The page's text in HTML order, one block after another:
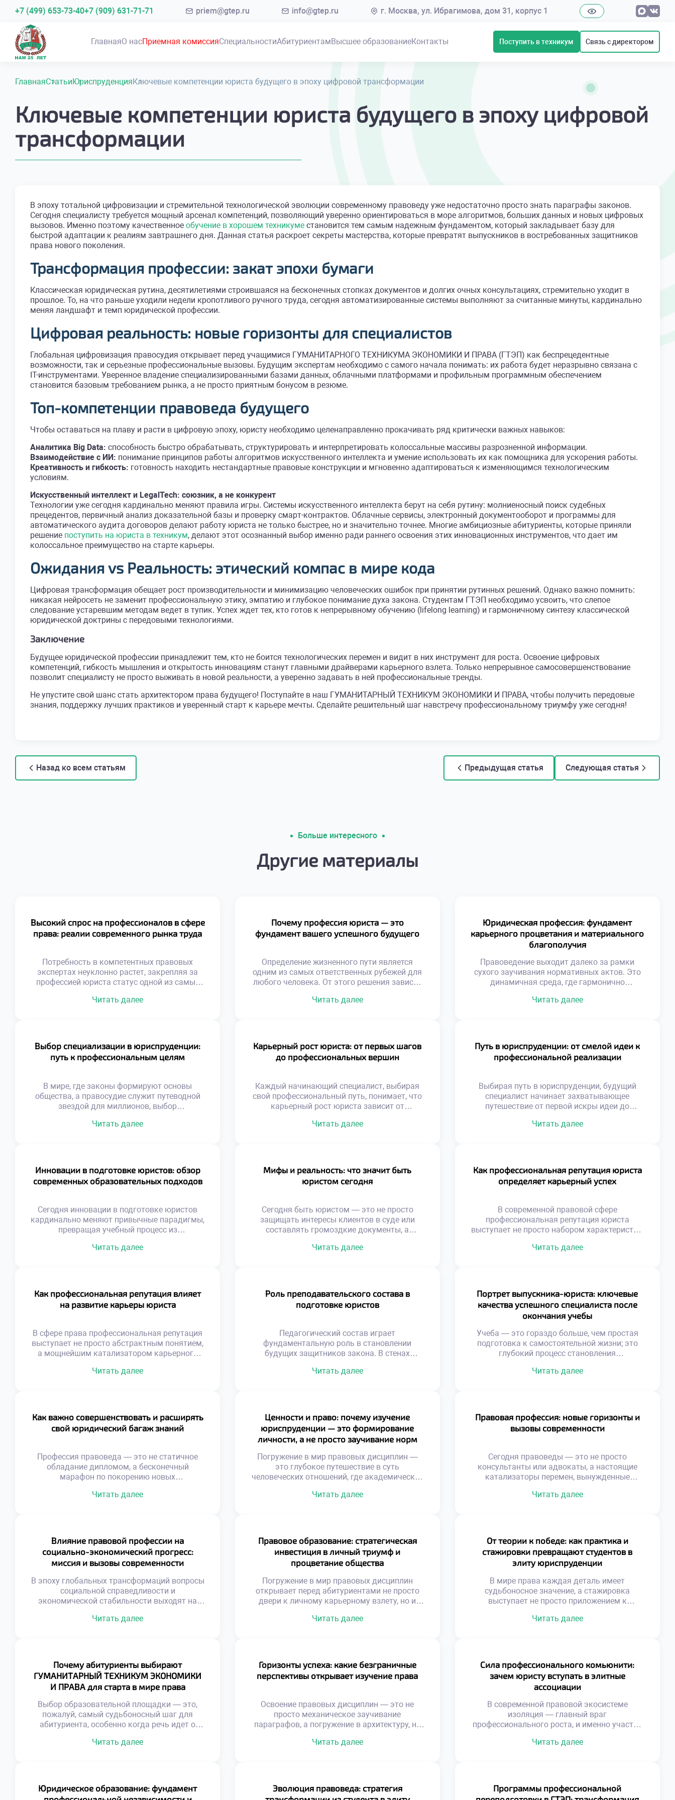
+7 (499) 653-73-40+7 (909) 631-71-71 priem@gtep.ru info@gtep.ru г. Москва, ул. Ибрагимова, дом 31, корпус 1
ГлавнаяО насПриемная комиссияСпециальностиАбитуриентам Высшее образованиеКонтакты Поступить в техникум Связь с директором
ГлавнаяСтатьиЮриспруденцияКлючевые компетенции юриста будущего в эпоху цифровой трансформации
Ключевые компетенции юриста будущего в эпоху цифровой
трансформации
В эпоху тотальной цифровизации и стремительной технологической эволюции современному правоведу уже недостаточно просто знать параграфы законов.
Сегодня специалисту требуется мощный арсенал компетенций, позволяющий уверенно ориентироваться в море алгоритмов, больших данных и новых цифровых
вызовов. Именно поэтому качественное обучение в хорошем техникуме становится тем самым надежным фундаментом, который закладывает базу для
быстрой адаптации к реалиям завтрашнего дня. Данная статья раскроет секреты мастерства, которые превратят выпускников в востребованных защитников
права нового поколения.
Трансформация профессии: закат эпохи бумаги
Классическая юридическая рутина, десятилетиями строившаяся на бесконечных стопках документов и долгих очных консультациях, стремительно уходит в
прошлое. То, на что раньше уходили недели кропотливого ручного труда, сегодня автоматизированные системы выполняют за считанные минуты, кардинально
меняя ландшафт и темп юридической профессии.
Цифровая реальность: новые горизонты для специалистов
Глобальная цифровизация правосудия открывает перед учащимися ГУМАНИТАРНОГО ТЕХНИКУМА ЭКОНОМИКИ И ПРАВА (ГТЭП) как беспрецедентные
возможности, так и серьезные профессиональные вызовы. Будущим экспертам необходимо с самого начала понимать: их работа будет неразрывно связана с
IT-инструментами. Уверенное владение специализированными базами данных, облачными платформами и профильным программным обеспечением
становится базовым требованием рынка, а не просто приятным бонусом в резюме.
Топ-компетенции правоведа будущего
Чтобы оставаться на плаву и расти в цифровую эпоху, юристу необходимо целенаправленно прокачивать ряд критически важных навыков:
Аналитика Big Data: способность быстро обрабатывать, структурировать и интерпретировать колоссальные массивы разрозненной информации.
Взаимодействие с ИИ: понимание принципов работы алгоритмов искусственного интеллекта и умение использовать их как помощника для ускорения работы.
Креативность и гибкость: готовность находить нестандартные правовые конструкции и мгновенно адаптироваться к изменяющимся технологическим
условиям.
Искусственный интеллект и LegalTech: союзник, а не конкурент
Технологии уже сегодня кардинально меняют правила игры. Системы искусственного интеллекта берут на себя рутину: молниеносный поиск судебных
прецедентов, первичный анализ доказательной базы и проверку смарт-контрактов. Облачные сервисы, электронный документооборот и программы для
автоматического аудита договоров делают работу юриста не только быстрее, но и значительно точнее. Многие амбициозные абитуриенты, которые приняли
решение поступить на юриста в техникум, делают этот осознанный выбор именно ради раннего освоения этих инновационных инструментов, что дает им
колоссальное преимущество на старте карьеры.
Ожидания vs Реальность: этический компас в мире кода
Цифровая трансформация обещает рост производительности и минимизацию человеческих ошибок при принятии рутинных решений. Однако важно помнить:
никакая нейросеть не заменит профессиональную этику, эмпатию и глубокое понимание духа закона. Студентам ГТЭП необходимо усвоить, что слепое
следование устаревшим методам ведет в тупик. Успех ждет тех, кто готов к непрерывному обучению (lifelong learning) и гармоничному синтезу классической
юридической доктрины с передовыми технологиями.
Заключение
Будущее юридической профессии принадлежит тем, кто не боится технологических перемен и видит в них инструмент для роста. Освоение цифровых
компетенций, гибкость мышления и открытость инновациям станут главными драйверами карьерного взлета. Только непрерывное самосовершенствование
позволит специалисту не просто выживать в новой реальности, а уверенно задавать в ней профессиональные тренды.
Не упустите свой шанс стать архитектором права будущего! Поступайте в наш ГУМАНИТАРНЫЙ ТЕХНИКУМ ЭКОНОМИКИ И ПРАВА, чтобы получить передовые
знания, поддержку лучших практиков и уверенный старт к карьере мечты. Сделайте решительный шаг навстречу профессиональному триумфу уже сегодня!
Назад ко всем статьям Предыдущая статья Следующая статья
Больше интересного
Другие материалы
Высокий спрос на профессионалов в сфере
права: реалии современного рынка труда
Потребность в компетентных правовых
экспертах неуклонно растет, закрепляя за
профессией юриста статус одной из самых
В этом материале мы проанализируем
актуальные тренды найма и специфику
работы правоведов в ключевых секторах
экономики. Почему юристы незаменимы в
Читать далее
Почему профессия юриста — это
фундамент вашего успешного будущего
Определение жизненного пути является
одним из самых ответственных рубежей для
любого человека. От этого решения зависят
и личностная эволюция, положение в
действенные рычаги воздействия на
общественные процессы и открывая широкие
горизонты. В этом материале мы разберем,
Читать далее
Юридическая профессия: фундамент
карьерного процветания и материального
благополучия
Правоведение выходит далеко за рамки
сухого заучивания нормативных актов. Это
динамичная среда, где гармонично
и государства. Выбор профессии юриста
мы разберем, как правовое образование
воспитывает будущих руководителей, почему
данная специальность гарантирует
Читать далее
Выбор специализации в юриспруденции:
путь к профессиональным целям
В мире, где законы формируют основы
общества, а правосудие служит путеводной
звездой для миллионов, выбор
перед вами двери в бескрайние просторы
внутрь себя, исследование собственных
ценностей и амбиций. Чтобы успешно
ориентироваться в этом […]
Читать далее
Карьерный рост юриста: от первых шагов
до профессиональных вершин
Каждый начинающий специалист, выбирая
свой профессиональный путь, понимает, что
карьерный рост юриста зависит от
фундаментальных академических знаний и
международных сделках — спектр
перспектив в этой сфере поистине
безграничен. Правовое дело требует не
Читать далее
Путь в юриспруденции: от смелой идеи к
профессиональной реализации
Выбирая путь в юриспруденции, будущий
специалист начинает захватывающее
путешествие от первой искры идеи до
социальных изменений. В этой
принятое решение способно лечь в основу
новых норм, оберегающих права и свободы
граждан. Чтобы успешно преодолеть этот
Читать далее
Инновации в подготовке юристов: обзор
современных образовательных подходов
Сегодня инновации в подготовке юристов
кардинально меняют привычные парадигмы,
превращая учебный процесс из
динамичный синтез классических
которые еще вчера казались
футуристическими: от виртуальных залов
судебных заседаний до алгоритмов на базе
коллизий. Чтобы успешно освоить […]
Читать далее
Мифы и реальность: что значит быть
юристом сегодня
Сегодня быть юристом — это не просто
защищать интересы клиентов в суде или
составлять громоздкие документы, а
нормативных актов, где мифы о блестящей
и гармонично сочетать теорию с практикой,
фундаментальным шагом становится
хорошее образование в техникуме […]
Читать далее
Как профессиональная репутация юриста
определяет карьерный успех
В современной правовой сфере
профессиональная репутация юриста
выступает не просто набором характеристик,
двери к самым перспективным
специалиста требует стратегического
видения и выстраивания надежных связей.
Чтобы успешно ориентироваться в этом
многогранном мире, где добросовестная
практика переплетается с личным брендом,
фундаментальным […]
Читать далее
Как профессиональная репутация влияет
на развитие карьеры юриста
В сфере права профессиональная репутация
выступает не просто абстрактным понятием,
а мощнейшим катализатором карьерного
перспективным возможностям. Подобно
деталям, стратегического видения и
выстраивания надежных профессиональных
связей. Чтобы успешно ориентироваться в
добросовестная […]
Читать далее
Роль преподавательского состава в
подготовке юристов
Педагогический состав играет
фундаментальную роль в становлении
будущих защитников закона. В стенах
дипломированные эксперты не просто
для их профессионального будущего. Они
являются проводниками в мир реальных
правовых вызовов, умеющими разглядеть и
раскрыть индивидуальный потенциал
каждого […]
Читать далее
Портрет выпускника-юриста: ключевые
качества успешного специалиста после
окончания учебы
Учеба — это гораздо больше, чем простая
подготовка к самостоятельной жизни; это
глубокий процесс становления
юридического профиля, покидающий стены
глубокому пониманию тонкостей
общественных отношений. Такой специалист
осознает: право представляет собой не
механизм, способный […]
Читать далее
Как важно совершенствовать и расширять
свой юридический багаж знаний
Профессия правоведа — это не статичное
обладание дипломом, а бесконечный
марафон по покорению новых
глубин человеческих отношений. Каждое
ориентироваться в самых запутанных
нормативных лабиринтах. Именно поэтому
осознанное обучение в хорошем техникуме
закладывает тот самый несокрушимый
фундамент, который превращает вчерашнего
студента […]
Читать далее
Ценности и право: почему изучение
юриспруденции — это формирование
личности, а не просто заучивание норм
Погружение в мир правовых дисциплин —
это глубокое путешествие в суть
человеческих отношений, где академические
моральными и этическими дилеммами. В
фундаментальные жизненные ориентиры,
определяющие путь будущих адвокатов,
судей и правозащитников. Именно поэтому
осознанное обучение в хорошем техникуме
становится […]
Читать далее
Правовая профессия: новые горизонты и
вызовы современности
Сегодня правоведы — это не просто
консультанты или адвокаты, а настоящие
катализаторы перемен, вынужденные
турбулентного мира. С одной стороны,
требующие междисциплинарной эрудиции.
Именно поэтому осознанное обучение в
хорошем техникуме становится тем самым
надежным фундаментом, который позволяет
будущим экспертам […]
Читать далее
Влияние правовой профессии на
социально-экономический прогресс:
миссия и вызовы современности
В эпоху глобальных трансформаций вопросы
социальной справедливости и
экономической стабильности выходят на
значимость правовой профессии.
архитекторов общественных изменений и
гарантов баланса между частными
интересами и государственным благом.
Именно поэтому осознанное обучение в
хорошем техникуме становится тем самым
[…]
Читать далее
Правовое образование: стратегическая
инвестиция в личный триумф и
процветание общества
Погружение в мир правовых дисциплин
открывает перед абитуриентами не просто
двери к личному карьерному взлету, но и
здорового, справедливого социума.
способными трансформировать устаревшие
структуры и отстаивать верховенство
закона. Именно поэтому осознанное
тем самым надежным трамплином, который
[…]
Читать далее
От теории к победе: как практика и
стажировки превращают студентов в
элиту юриспруденции
В мире права каждая деталь имеет
судьбоносное значение, а стажировка
выступает не просто приложением к
профессиональных компетенций. Как же
Именно поэтому осознанное обучение в
московском техникуме становится тем
самым надежным трамплином, который
позволяет студентам с первых дней […]
Читать далее
Почему абитуриенты выбирают
ГУМАНИТАРНЫЙ ТЕХНИКУМ ЭКОНОМИКИ
И ПРАВА для старта в мире права
Выбор образовательной площадки — это,
пожалуй, самый судьбоносный шаг для
абитуриента, особенно когда речь идет о
всю дальнейшую карьеру. От качества
конкуренцию на рынке труда. Именно
поэтому продуманное обучение в
Читать далее
Горизонты успеха: какие безграничные
перспективы открывает изучение права
Освоение правовых дисциплин — это не
просто механическое заучивание
параграфов, а погружение в архитектуру, на
цивилизованного общества. В эпоху, когда
стабильности и реальному влиянию. Именно
поэтому качественное обучение в
Читать далее
Сила профессионального комьюнити:
зачем юристу вступать в элитные
ассоциации
В современной правовой экосистеме
изоляция — главный враг
профессионального роста, и именно участие
становится маркером принадлежности к
практикам и мощному ресурсу
коллективного интеллекта, без которых
Читать далее
Юридическое образование: фундамент
Эволюция правоведа: стратегия
Программы профессиональной